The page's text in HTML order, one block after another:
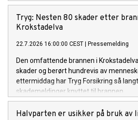
Tryg: Nesten 80 skader etter
Krokstadelva
22.7.2026 16:00:00 CEST Pressemelding
Den omfattende brannen i
skader og berørt hundrevis av
ettermiddag har Tryg Forsikring så
skademeldinger knyttet til brannen.
Halvparten er usikker på bruk av